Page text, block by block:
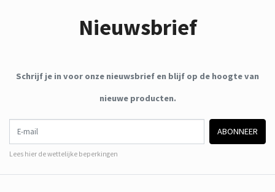
Nieuwsbrief
Schrijf je in voor onze nieuwsbrief en blijf op de hoogte van
nieuwe producten.
ABONNEER
Lees hier de wettelijke beperkingen